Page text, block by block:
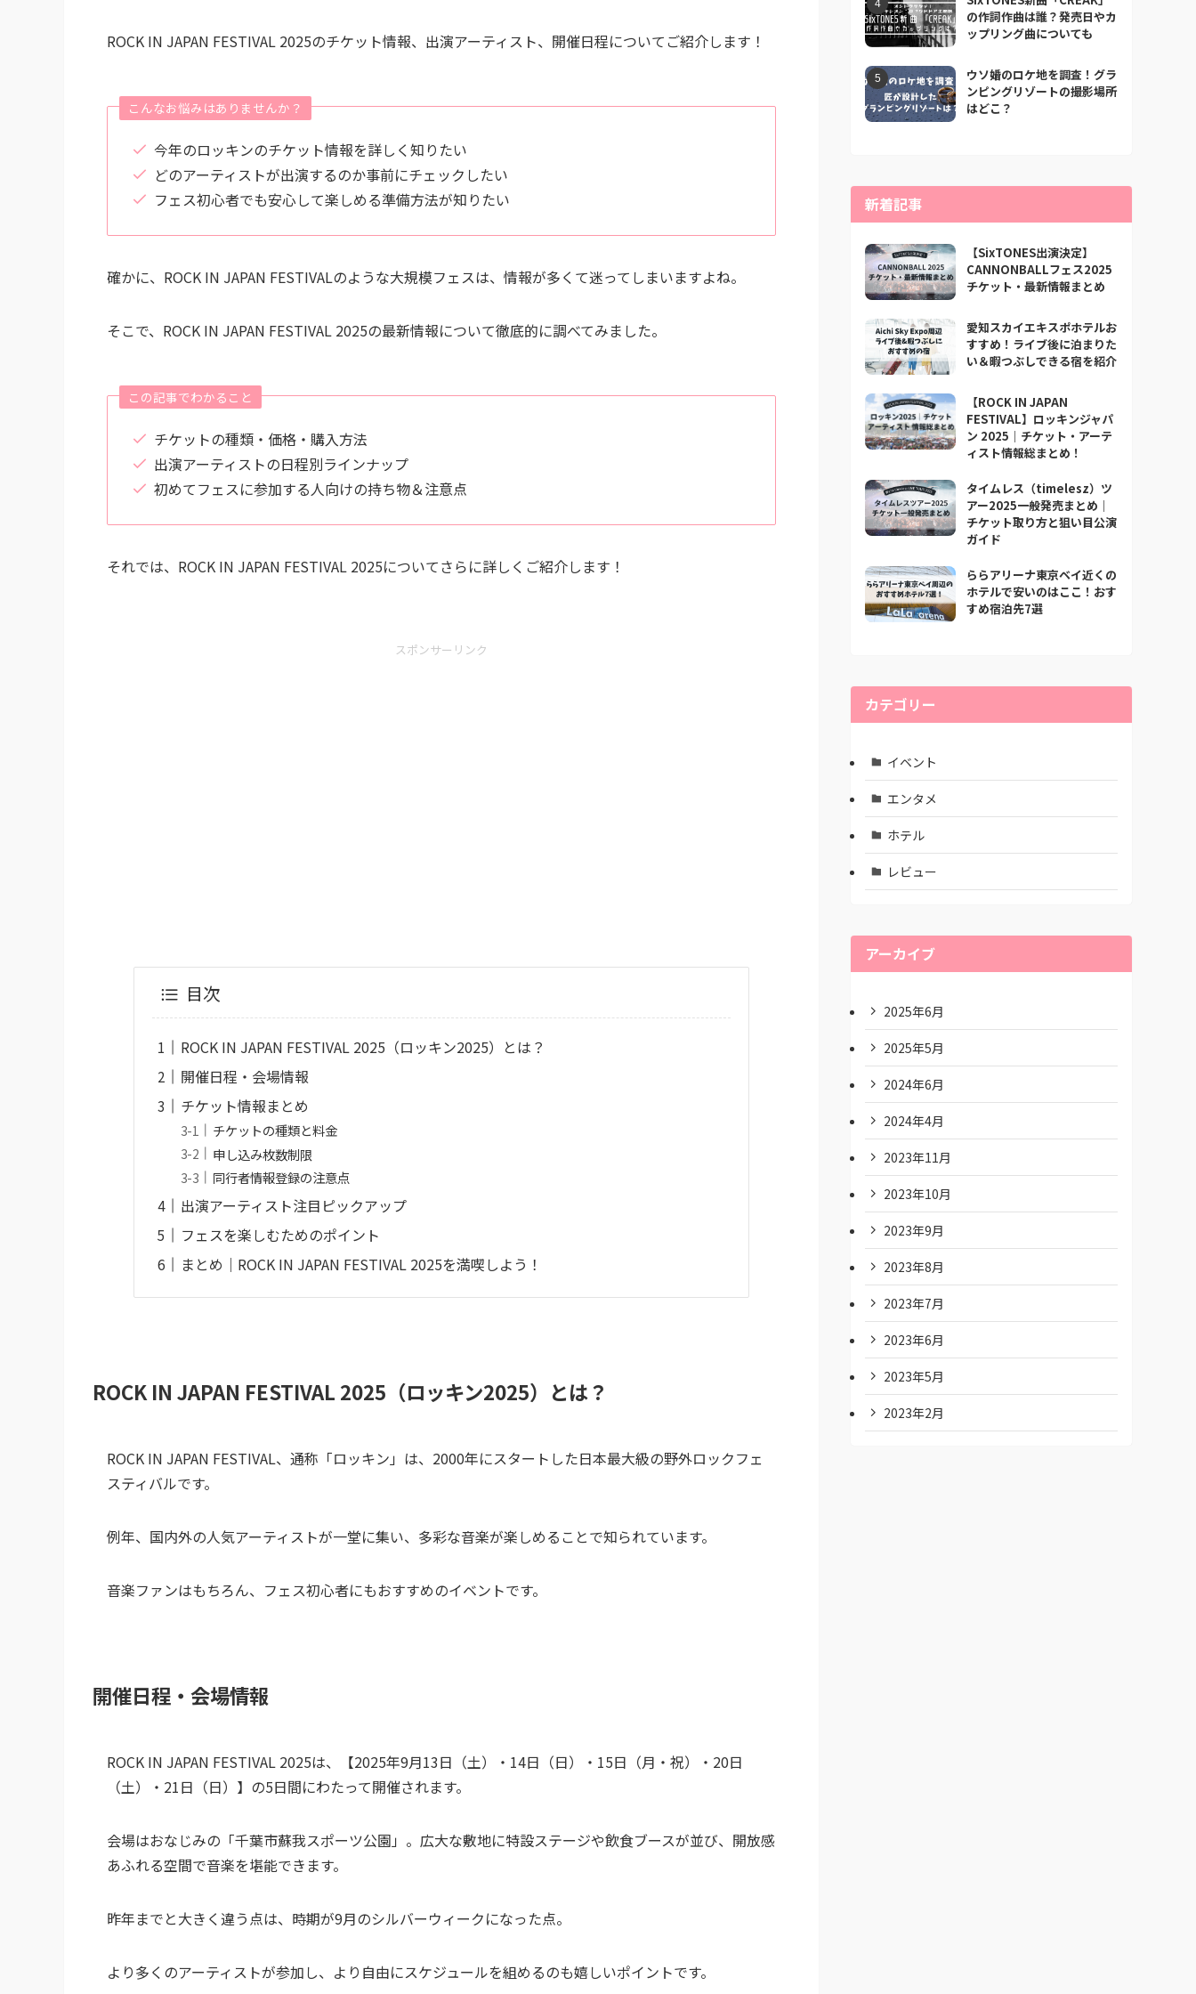
ROCK IN JAPAN FESTIVAL 2025のチケット情報、出演アーティスト、開催日程についてご紹介します！
こんなお悩みはありませんか？
今年のロッキンのチケット情報を詳しく知りたい
どのアーティストが出演するのか事前にチェックしたい
フェス初心者でも安心して楽しめる準備方法が知りたい
確かに、ROCK IN JAPAN FESTIVALのような大規模フェスは、情報が多くて迷ってしまいますよね。
そこで、ROCK IN JAPAN FESTIVAL 2025の最新情報について徹底的に調べてみました。
この記事でわかること
チケットの種類・価格・購入方法
出演アーティストの日程別ラインナップ
初めてフェスに参加する人向けの持ち物＆注意点
それでは、ROCK IN JAPAN FESTIVAL 2025についてさらに詳しくご紹介します！
スポンサーリンク
目次
ROCK IN JAPAN FESTIVAL 2025（ロッキン2025）とは？
開催日程・会場情報
チケット情報まとめ
チケットの種類と料金
申し込み枚数制限
同行者情報登録の注意点
出演アーティスト注目ピックアップ
フェスを楽しむためのポイント
まとめ｜ROCK IN JAPAN FESTIVAL 2025を満喫しよう！
ROCK IN JAPAN FESTIVAL 2025（ロッキン2025）とは？
ROCK IN JAPAN FESTIVAL、通称「ロッキン」は、2000年にスタートした日本最大級の野外ロックフェ
スティバルです。
例年、国内外の人気アーティストが一堂に集い、多彩な音楽が楽しめることで知られています。
音楽ファンはもちろん、フェス初心者にもおすすめのイベントです。
開催日程・会場情報
ROCK IN JAPAN FESTIVAL 2025は、【2025年9月13日（土）・14日（日）・15日（月・祝）・20日
（土）・21日（日）】の5日間にわたって開催されます。
会場はおなじみの「千葉市蘇我スポーツ公園」。広大な敷地に特設ステージや飲食ブースが並び、開放感
あふれる空間で音楽を堪能できます。
昨年までと大きく違う点は、時期が9月のシルバーウィークになった点。
より多くのアーティストが参加し、より自由にスケジュールを組めるのも嬉しいポイントです。
の作詞作曲は誰？発売日やカ
ップリング曲についても
ウソ婚のロケ地を調査！グラ
ンピングリゾートの撮影場所
はどこ？
新着記事
【SixTONES出演決定】
CANNONBALLフェス2025
チケット・最新情報まとめ
愛知スカイエキスポホテルお
すすめ！ライブ後に泊まりた
い＆暇つぶしできる宿を紹介
【ROCK IN JAPAN
FESTIVAL】ロッキンジャパ
ン 2025｜チケット・アーテ
ィスト情報総まとめ！
タイムレス（timelesz）ツ
アー2025一般発売まとめ｜
チケット取り方と狙い目公演
ガイド
ららアリーナ東京ベイ近くの
ホテルで安いのはここ！おす
すめ宿泊先7選
カテゴリー
イベント
エンタメ
ホテル
レビュー
アーカイブ
2025年6月
2025年5月
2024年6月
2024年4月
2023年11月
2023年10月
2023年9月
2023年8月
2023年7月
2023年6月
2023年5月
2023年2月